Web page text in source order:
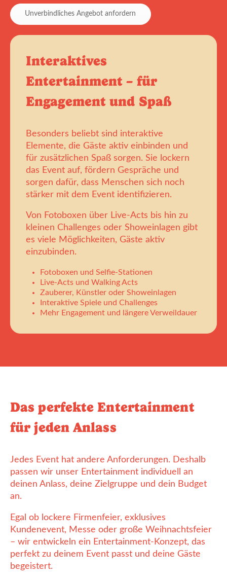
Unverbindliches Angebot anfordern
Interaktives
Entertainment – für
Engagement und Spaß
Besonders beliebt sind interaktive
Elemente, die Gäste aktiv einbinden und
für zusätzlichen Spaß sorgen. Sie lockern
das Event auf, fördern Gespräche und
sorgen dafür, dass Menschen sich noch
stärker mit dem Event identifizieren.
Von Fotoboxen über Live-Acts bis hin zu
kleinen Challenges oder Showeinlagen gibt
es viele Möglichkeiten, Gäste aktiv
einzubinden.
Fotoboxen und Selfie-Stationen
Live-Acts und Walking Acts
Zauberer, Künstler oder Showeinlagen
Interaktive Spiele und Challenges
Mehr Engagement und längere Verweildauer
Das perfekte Entertainment
für jeden Anlass
Jedes Event hat andere Anforderungen. Deshalb
passen wir unser Entertainment individuell an
deinen Anlass, deine Zielgruppe und dein Budget
an.
Egal ob lockere Firmenfeier, exklusives
Kundenevent, Messe oder große Weihnachtsfeier
– wir entwickeln ein Entertainment-Konzept, das
perfekt zu deinem Event passt und deine Gäste
begeistert.